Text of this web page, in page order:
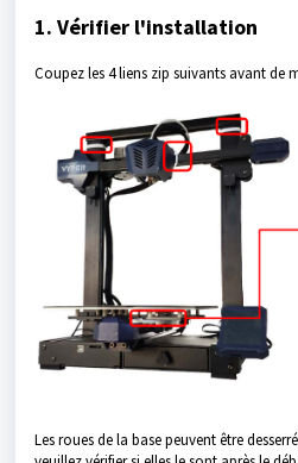
1. Vérifier l'installation
Coupez les 4 liens zip suivants avant de
Les roues de la base peuvent être